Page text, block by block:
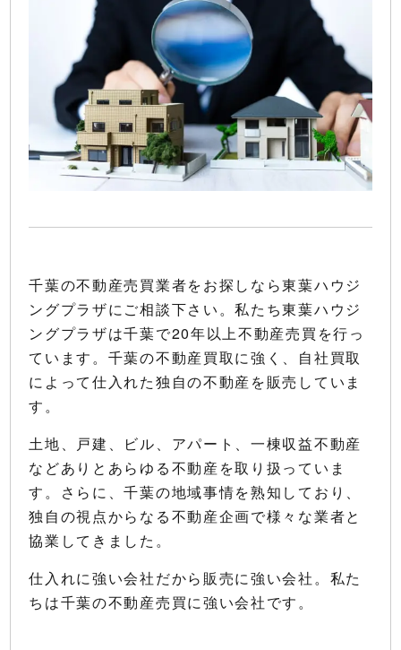
千葉の不動産売買業者をお探しなら東葉ハウジ
ングプラザにご相談下さい。私たち東葉ハウジ
ングプラザは千葉で20年以上不動産売買を行っ
ています。千葉の不動産買取に強く、自社買取
によって仕入れた独自の不動産を販売していま
す。
土地、戸建、ビル、アパート、一棟収益不動産
などありとあらゆる不動産を取り扱っていま
す。さらに、千葉の地域事情を熟知しており、
独自の視点からなる不動産企画で様々な業者と
協業してきました。
仕入れに強い会社だから販売に強い会社。私た
ちは千葉の不動産売買に強い会社です。